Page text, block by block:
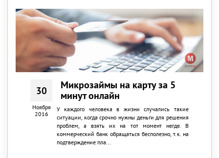
30
Ноября
2016
Микрозаймы на карту за 5
минут онлайн
У каждого человека в жизни случались такие
ситуации, когда срочно нужны деньги для решения
проблем, а взять их на тот момент негде. В
коммерческий банк обращаться бесполезно, т.к. на
подтверждение пла...